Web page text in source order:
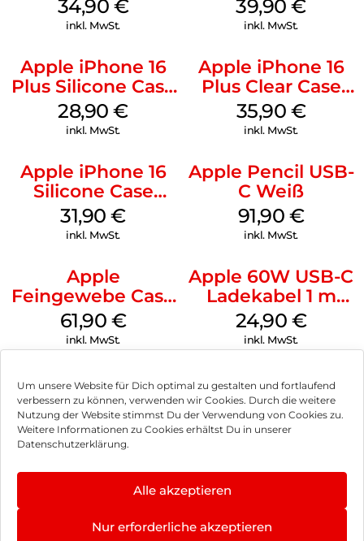
Um unsere Website für Dich optimal zu gestalten und fortlaufend
verbessern zu können, verwenden wir Cookies. Durch die weitere
Nutzung der Website stimmst Du der Verwendung von Cookies zu.
Weitere Informationen zu Cookies erhältst Du in unserer
Datenschutzerklärung.
Alle akzeptieren
Nur erforderliche akzeptieren
Denim
34,90 €
inkl. MwSt.
39,90€
inkl. MwSt.
Apple iPhone 16
Plus Silicone Case
MagSafe Black
28,90€
inkl. MwSt.
Apple iPhone 16
Plus Clear Case
MagSafe
Transparent
35,90 €
inkl. MwSt.
Apple iPhone 16
Silicone Case
MagSafe Fuchsia
31,90€
inkl. MwSt.
Apple Pencil USB-
C Weiß
91,90 €
inkl. MwSt.
Apple
Feingewebe Case
iPhone 15 Pro
MagSafe Schwarz
61,90 €
inkl. MwSt.
Apple 60W USB-C
Ladekabel 1 m
Weiß
24,90 €
inkl. MwSt.
Impressum